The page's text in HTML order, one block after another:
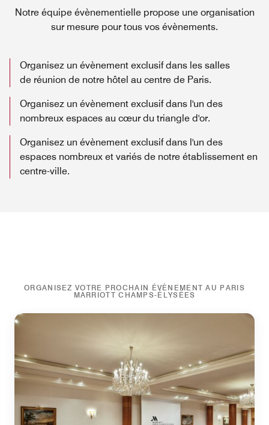
Notre équipe évènementielle propose une organisation
sur mesure pour tous vos évènements.
Organisez un évènement exclusif dans les salles
de réunion de notre hôtel au centre de Paris.
Organisez un évènement exclusif dans l'un des
nombreux espaces au cœur du triangle d'or.
Organisez un évènement exclusif dans l'un des
espaces nombreux et variés de notre établissement en
centre-ville.
ORGANISEZ VOTRE PROCHAIN ÉVÈNEMENT AU PARIS
MARRIOTT CHAMPS-ÉLYSÉES